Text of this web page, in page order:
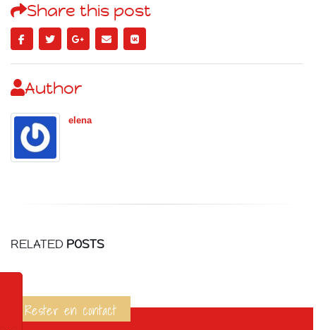
Share this post
Author
elena
RELATED POSTS
Rester en contact